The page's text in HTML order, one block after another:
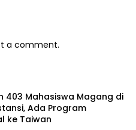
a comment.
403 Mahasiswa Magang di
Ada Program
ke Taiwan